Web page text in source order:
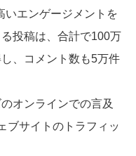
いエンゲージメントを
投稿は、合計で100万
、コメント数も5万件
オンラインでの言及
ブサイトのトラフィッ